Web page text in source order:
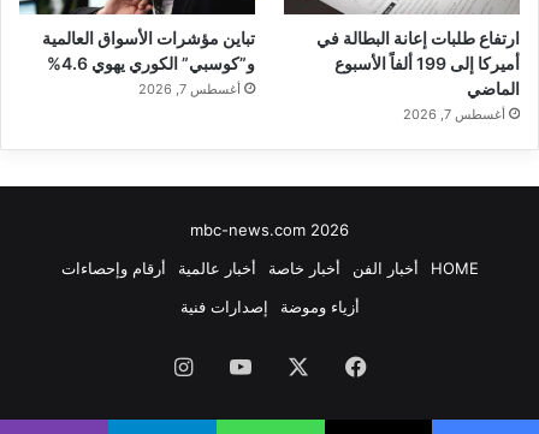
ارتفاع طلبات إعانة البطالة في
أميركا إلى 199 ألفاً الأسبوع
الماضي
أغسطس 7, 2026
تباين مؤشرات الأسواق العالمية
و”كوسبي” الكوري يهوي 4.6%
أغسطس 7, 2026
mbc-news.com 2026
HOME
أخبار الفن أخبار خاصة أخبار عالمية
أرقام وإحصاءات
أزياء وموضة
إصدارات فنية
فيسبوك ‫YouTube